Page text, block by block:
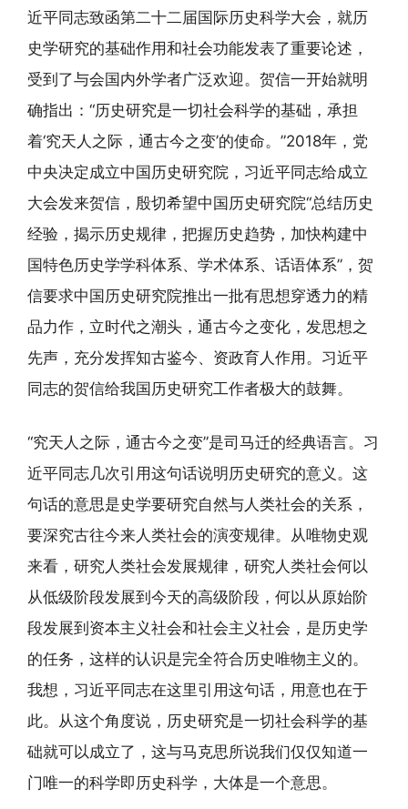
近平同志致函第二十二届国际历史科学大会，就历
史学研究的基础作用和社会功能发表了重要论述，
受到了与会国内外学者广泛欢迎。贺信一开始就明
确指出：“历史研究是一切社会科学的基础，承担
着‘究天人之际，通古今之变’的使命。”2018年，党
中央决定成立中国历史研究院，习近平同志给成立
大会发来贺信，殷切希望中国历史研究院“总结历史
经验，揭示历史规律，把握历史趋势，加快构建中
国特色历史学学科体系、学术体系、话语体系”，贺
信要求中国历史研究院推出一批有思想穿透力的精
品力作，立时代之潮头，通古今之变化，发思想之
先声，充分发挥知古鉴今、资政育人作用。习近平
同志的贺信给我国历史研究工作者极大的鼓舞。
“究天人之际，通古今之变”是司马迁的经典语言。习
近平同志几次引用这句话说明历史研究的意义。这
句话的意思是史学要研究自然与人类社会的关系，
要深究古往今来人类社会的演变规律。从唯物史观
来看，研究人类社会发展规律，研究人类社会何以
从低级阶段发展到今天的高级阶段，何以从原始阶
段发展到资本主义社会和社会主义社会，是历史学
的任务，这样的认识是完全符合历史唯物主义的。
我想，习近平同志在这里引用这句话，用意也在于
此。从这个角度说，历史研究是一切社会科学的基
础就可以成立了，这与马克思所说我们仅仅知道一
门唯一的科学即历史科学，大体是一个意思。